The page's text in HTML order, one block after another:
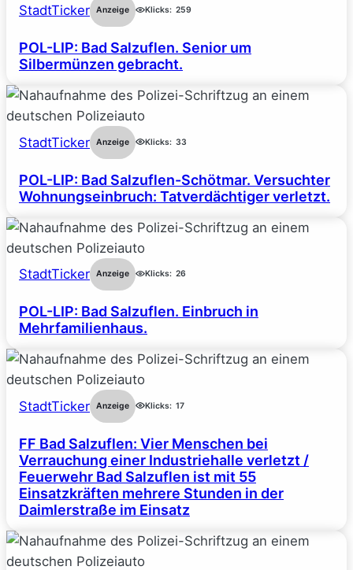
StadtTicker Anzeige Klicks: 259
POL-LIP: Bad Salzuflen. Senior um
Silbermünzen gebracht.
StadtTicker Anzeige Klicks: 33
POL-LIP: Bad Salzuflen-Schötmar. Versuchter
Wohnungseinbruch: Tatverdächtiger verletzt.
StadtTicker Anzeige Klicks: 26
POL-LIP: Bad Salzuflen. Einbruch in
Mehrfamilienhaus.
StadtTicker Anzeige Klicks: 17
FF Bad Salzuflen: Vier Menschen bei
Verrauchung einer Industriehalle verletzt /
Feuerwehr Bad Salzuflen ist mit 55
Einsatzkräften mehrere Stunden in der
Daimlerstraße im Einsatz